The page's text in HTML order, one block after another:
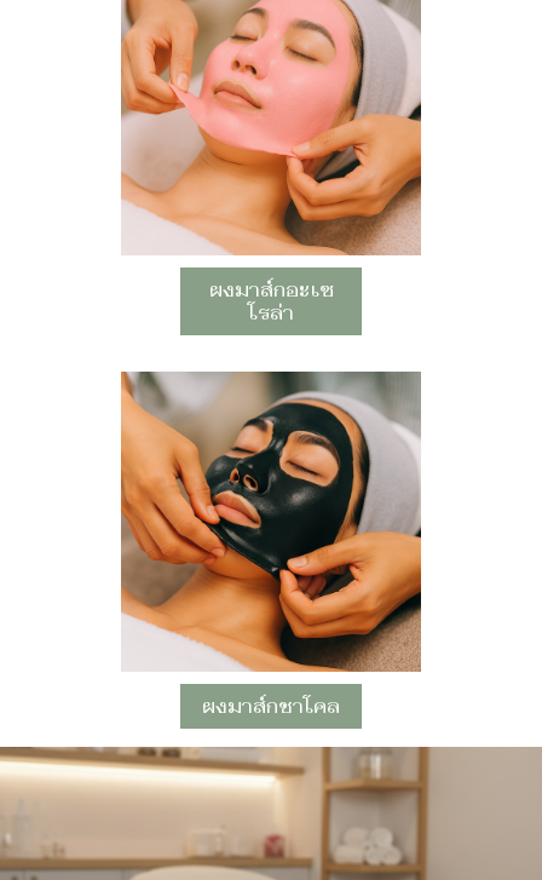
ผงมาส์กอะเซ
โรล่า
ผงมาส์กชาโคล